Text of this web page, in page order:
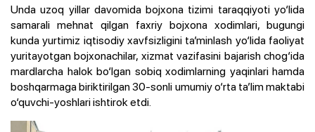
Unda uzoq yillar davomida bojxona tizimi taraqqiyoti yo‘lida
samarali mehnat qilgan faxriy bojxona xodimlari, bugungi
kunda yurtimiz iqtisodiy xavfsizligini ta’minlash yo‘lida faoliyat
yuritayotgan bojxonachilar, xizmat vazifasini bajarish chog‘ida
mardlarcha halok bo‘lgan sobiq xodimlarning yaqinlari hamda
boshqarmaga biriktirilgan 30-sonli umumiy o‘rta ta’lim maktabi
o‘quvchi-yoshlari ishtirok etdi.